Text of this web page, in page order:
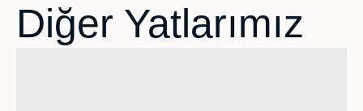
Diğer Yatlarımız